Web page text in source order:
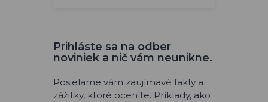
Prihláste sa na odber
noviniek a nič vám neunikne.
Posielame vám zaujímavé fakty a
zážitky, ktoré oceníte. Príklady, ako